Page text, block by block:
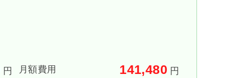
円 月額費用 141,480 円